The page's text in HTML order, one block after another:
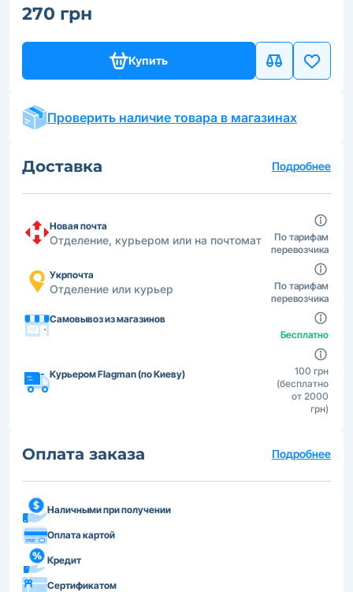
270 грн
Купить
Проверить наличие товара в магазинах
Доставка Подробнее
Новая почта
Отделение, курьером или на почтомат
По тарифам
перевозчика
Укрпочта
Отделение или курьер
По тарифам
перевозчика
Самовывоз из магазинов
Бесплатно
Курьером Flagman (по Киеву)
100 грн
(бесплатно
от 2000
грн)
Оплата заказа Подробнее
Наличными при получении
Оплата картой
Кредит
Сертификатом